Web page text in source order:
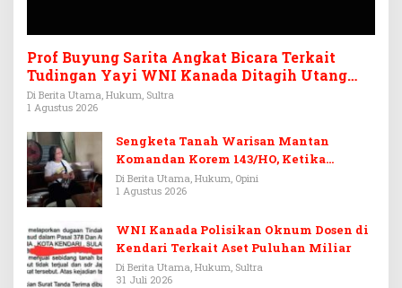
Prof Buyung Sarita Angkat Bicara Terkait
Tudingan Yayi WNI Kanada Ditagih Utang
Rp3,6 Miliar
Di Berita Utama, Hukum, Sultra
1 Agustus 2026
Sengketa Tanah Warisan Mantan
Komandan Korem 143/HO, Ketika
Warisan Menjadi Arena Pemerasan
Di Berita Utama, Hukum, Opini
1 Agustus 2026
WNI Kanada Polisikan Oknum Dosen di
Kendari Terkait Aset Puluhan Miliar
Di Berita Utama, Hukum, Sultra
31 Juli 2026